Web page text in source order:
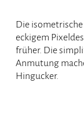
Die
eckigem
früher. Die
Anmutung
Hingucker.